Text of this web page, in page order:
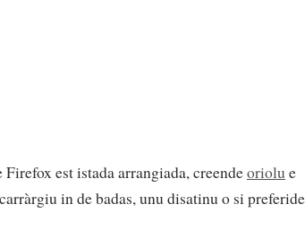
est istada arrangiada, creendeoriolu e
in de badas, unu disatinu o si